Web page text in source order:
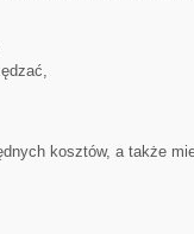
kosztów, a także